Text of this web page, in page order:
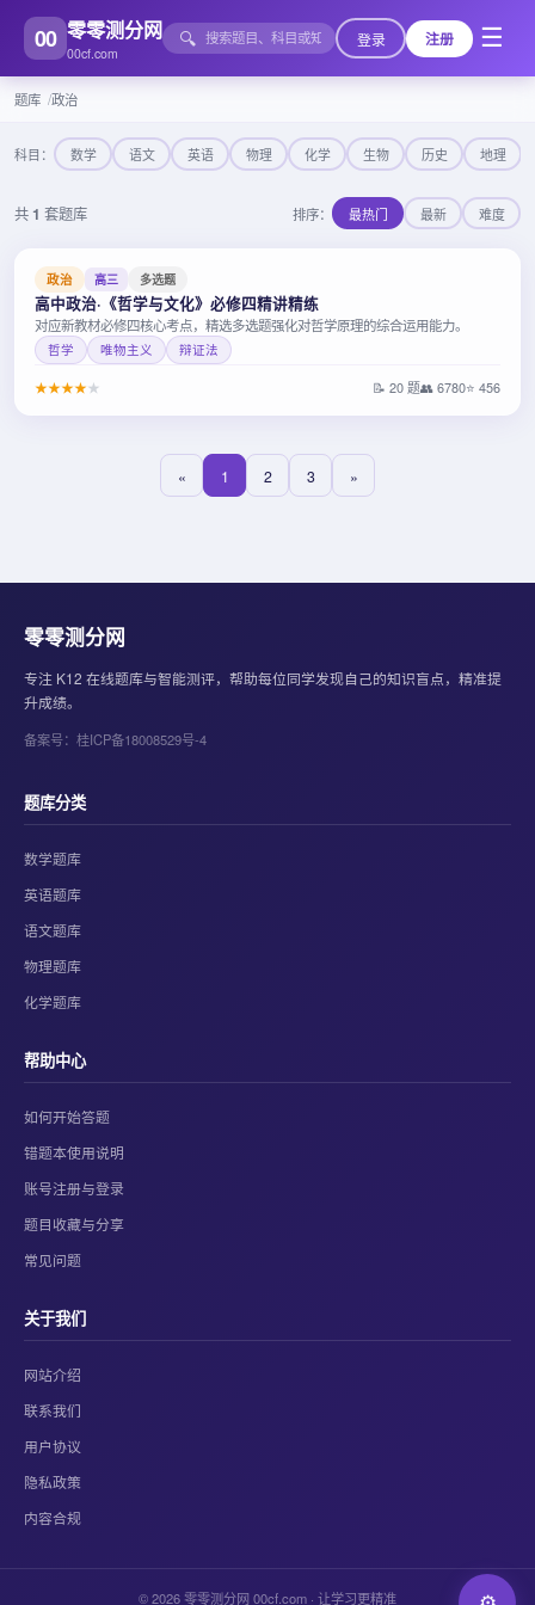
00 零零测分网
00cf.com
🔍 登录 注册 ☰
题库 政治
科目： 数学 语文 英语 物理 化学 生物 历史 地理
共 1 套题库 排序： 最热门 最新 难度
政治 高三 多选题
高中政治·《哲学与文化》必修四精讲精练
对应新教材必修四核心考点，精选多选题强化对哲学原理的综合运用能力。
哲学 唯物主义 辩证法
★★★★★ 📝 20 题👥 6780⭐ 456
« 1 2 3 »
零零测分网
专注 K12 在线题库与智能测评，帮助每位同学发现自己的知识盲点，精准提
升成绩。
备案号：桂ICP备18008529号-4
题库分类
数学题库
英语题库
语文题库
物理题库
化学题库
帮助中心
如何开始答题
错题本使用说明
账号注册与登录
题目收藏与分享
常见问题
关于我们
网站介绍
联系我们
用户协议
隐私政策
内容合规
© 2026 零零测分网 00cf.com · 让学习更精准